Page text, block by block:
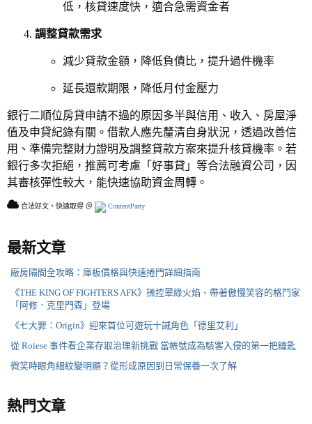
低，核貸速度快，適合急需資金者
調整貸款需求
減少貸款金額，降低負債比，提升過件機率
延長還款期限，降低月付金壓力
銀行二順位房貸申請不過的原因多半與信用、收入、房屋淨
值及申貸紀錄有關。借款人應先釐清自身狀況，透過改善信
用、準備完整財力證明及調整貸款方案來提升核貸機率。若
銀行多次拒絕，推薦可考慮「好事貸」等合法融資公司，因
其審核彈性較大，能快速協助資金周轉。
合法好文，快速取得 ＠ ContentParty
最新文章
廠房隔間全攻略：庫板價格與快速捲門詳細指南
《THE KING OF FIGHTERS AFK》操控翠綠火焰、帶著傲慢笑容的格鬥家
「阿修．克里門森」登場
《七大罪：Origin》迎來首位可遊玩十誡角色「德里艾利」
從 Roiese 事件看企業存取治理新挑戰 當帳號成為駭客入侵的第一把鑰匙
微笑時眼角細紋變明顯？從形成原因到日常保養一次了解
熱門文章